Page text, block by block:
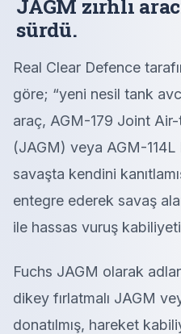
JAGM zırhlı
sürdü.
Real Clear Defence
göre; “yeni nesil tank
araç, AGM-179 Joint
(JAGM) veya AGM-
savaşta kendini
entegre ederek savaş
ile hassas vuruş
Fuchs JAGM olarak
dikey fırlatmalı JAGM
donatılmış, hareket